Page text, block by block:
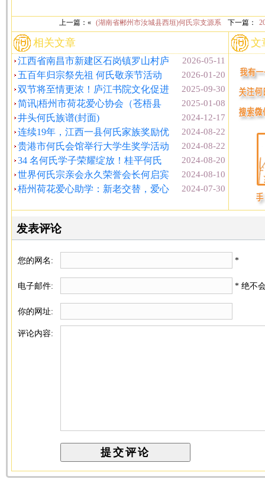
上一篇：« (湖南省郴州市汝城县西垣)何氏宗支源系 下一篇：
相关文章
2026-05-11
江西省南昌市新建区石岗镇罗山村庐
2026-01-20
五百年归宗祭先祖 何氏敬亲节活动
2025-09-30
双节将至情更浓！庐江书院文化促进
2025-01-08
简讯|梧州市荷花爱心协会（苍梧县
2024-12-17
井头何氏族谱(封面)
2024-08-22
连续19年，江西一县何氏家族奖励优
2024-08-22
贵港市何氏会馆举行大学生奖学活动
2024-08-20
34 名何氏学子荣耀绽放！桂平何氏
2024-08-10
世界何氏宗亲会永久荣誉会长何启宾
2024-07-30
梧州荷花爱心助学：新老交替，爱心
文
发表评论
您的网名: *
电子邮件: * 绝不
你的网址:
评论内容: